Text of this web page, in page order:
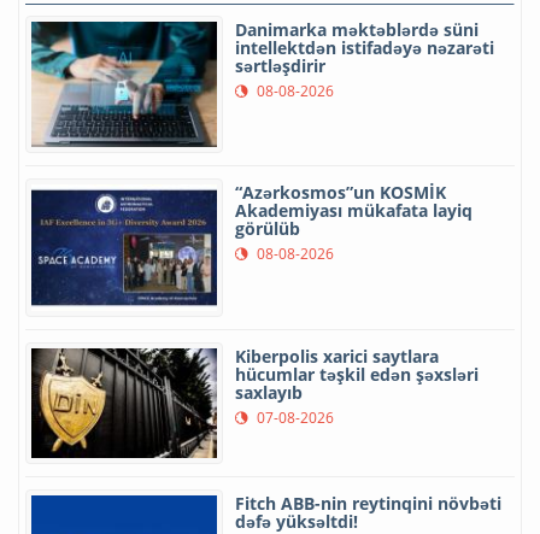
Danimarka məktəblərdə süni
intellektdən istifadəyə nəzarəti
sərtləşdirir
08-08-2026
“Azərkosmos”un KOSMİK
Akademiyası mükafata layiq
görülüb
08-08-2026
Kiberpolis xarici saytlara
hücumlar təşkil edən şəxsləri
saxlayıb
07-08-2026
Fitch ABB-nin reytinqini növbəti
dəfə yüksəltdi!